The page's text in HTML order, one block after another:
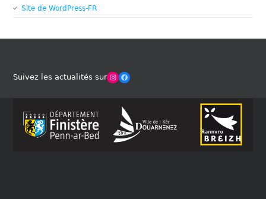
Site de WordPress-FR
Suivez les actualités surWinches Club OfficielFacebook